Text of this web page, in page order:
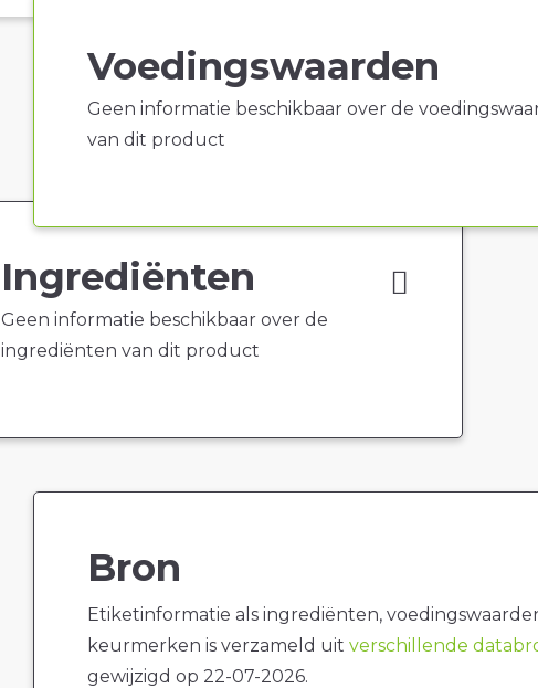
Voedingswaarden
Geen informatie beschikbaar over de
van dit product
Ingrediënten
Geen informatie beschikbaar over de
ingrediënten van dit product
Bron
Etiketinformatie als ingrediënten,
keurmerken is verzameld uit verschillende
gewijzigd op 22-07-2026.